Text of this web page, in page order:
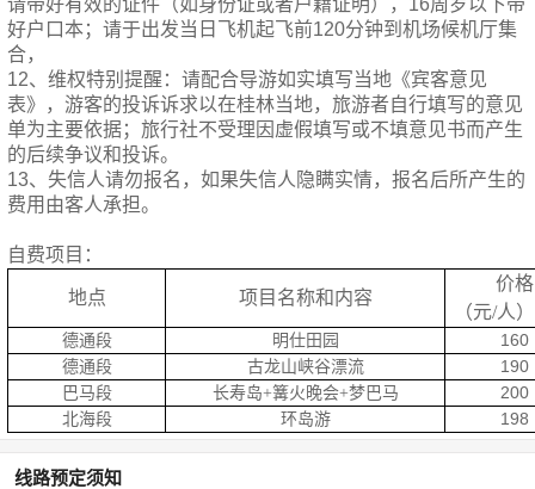
请带好有效的证件（如身份证或者户籍证明），16周岁以下带
好户口本；请于出发当日飞机起飞前120分钟到机场候机厅集
合，
12、维权特别提醒：请配合导游如实填写当地《宾客意见
表》，游客的投诉诉求以在桂林当地，旅游者自行填写的意见
单为主要依据；旅行社不受理因虚假填写或不填意见书而产生
的后续争议和投诉。
13、失信人请勿报名，如果失信人隐瞒实情，报名后所产生的
费用由客人承担。
自费项目：
地点 项目名称和内容
价格
（元/人）
德通段 明仕田园
160
德通段
古龙山峡谷漂流
190
巴马段
长寿岛+篝火晚会+梦巴马
200
北海段
环岛游 198
线路预定须知